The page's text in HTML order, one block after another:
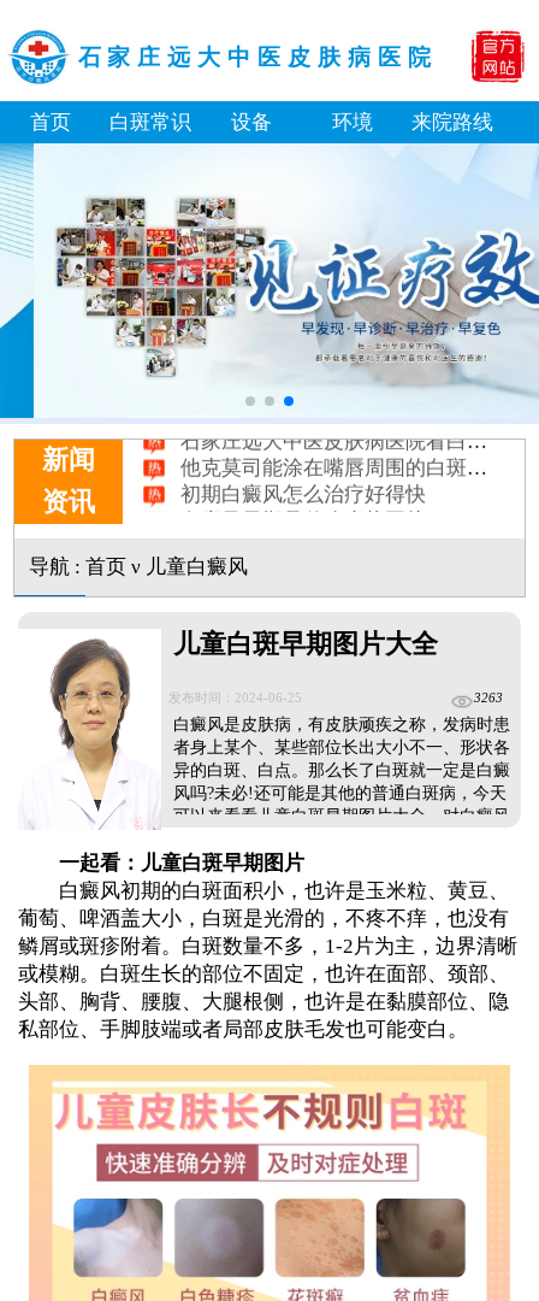
石家庄远大中医皮肤病医院
首页 白斑常识 设备 环境 来院路线
新闻
资讯
白癜风长期用激素药膏会有副作用吗
伍德灯结果显示亮白色荧光代表什么意思
脸上长了小白点是什么情况
白癜风用芦可替尼乳膏多久能恢复正常色
身体黑色素缺失是什么原因造成的
初期白癜风和白色糠疹怎么肉眼区分
石家庄远大中医皮肤病医院看白斑好吗
他克莫司能涂在嘴唇周围的白斑上吗
初期白癜风怎么治疗好得快
白癜风早期是什么症状图片
导航: 首页ν 儿童白癜风
儿童白斑早期图片大全
发布时间：2024-06-25 3263
白癜风是皮肤病，有皮肤顽疾之称，发病时患
者身上某个、某些部位长出大小不一、形状各
异的白斑、白点。那么长了白斑就一定是白癜
风吗?未必!还可能是其他的普通白斑病，今天
可以来看看儿童白斑早期图片大全，对白癜风
一起看：儿童白斑早期图片
白癜风初期的白斑面积小，也许是玉米粒、黄豆、
葡萄、啤酒盖大小，白斑是光滑的，不疼不痒，也没有
鳞屑或斑疹附着。白斑数量不多，1-2片为主，边界清晰
或模糊。白斑生长的部位不固定，也许在面部、颈部、
头部、胸背、腰腹、大腿根侧，也许是在黏膜部位、隐
私部位、手脚肢端或者局部皮肤毛发也可能变白。